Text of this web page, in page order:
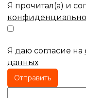
Я прочитал(а) и
Я даю согласие на
данных
Отправить